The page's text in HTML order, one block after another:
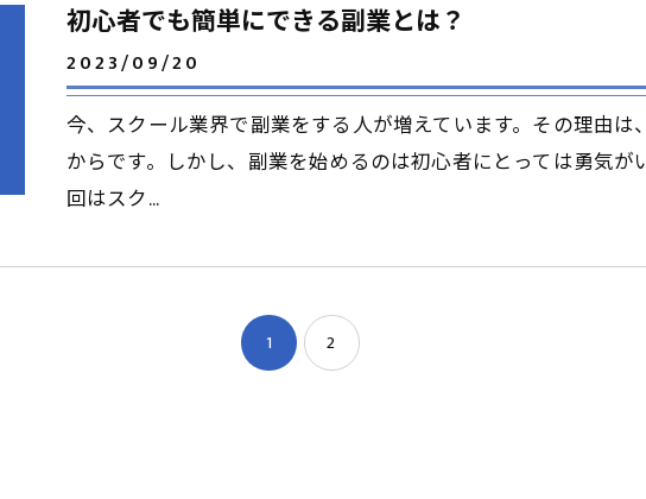
初心者でも簡単にできる副業とは？
2023/09/20
今、スクール業界で副業をする人が増えています。その理由
からです。しかし、副業を始めるのは初心者にとっては勇気
回はスク…
1 2